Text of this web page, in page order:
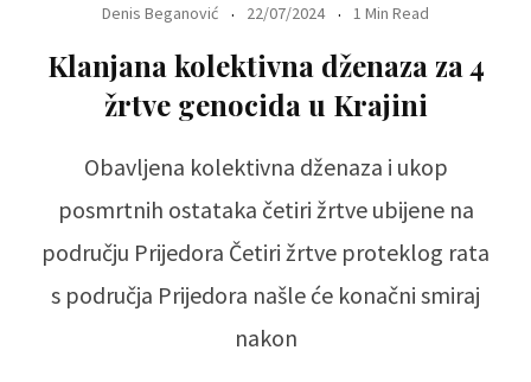
Denis Beganović 22/07/2024 1 Min Read
Klanjana kolektivna dženaza za 4
žrtve genocida u Krajini
Obavljena kolektivna dženaza i ukop
posmrtnih ostataka četiri žrtve ubijene na
području Prijedora Četiri žrtve proteklog rata
s područja Prijedora našle će konačni smiraj
nakon